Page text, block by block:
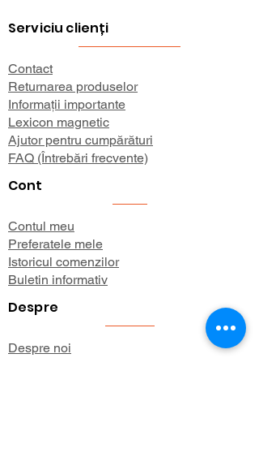
Serviciu clienți
Contact
Returnarea produselor
Informații importante
Lexicon magnetic
Ajutor pentru cumpărături
FAQ (Întrebări frecvente)
Cont
Contul meu
Preferatele mele
Istoricul comenzilor
Buletin informativ
Despre
Despre noi